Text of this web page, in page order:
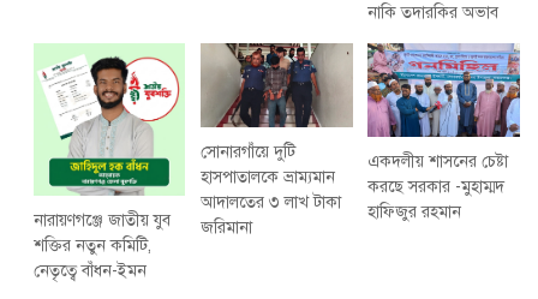
নাকি তদারকির অভাব
নারায়ণগঞ্জে জাতীয় যুব
শক্তির নতুন কমিটি,
নেতৃত্বে বাঁধন-ইমন
সোনারগাঁয়ে দুটি
হাসপাতালকে ভ্রাম্যমান
আদালতের ৩ লাখ টাকা
জরিমানা
একদলীয় শাসনের চেষ্টা
করছে সরকার -মুহাম্মদ
হাফিজুর রহমান